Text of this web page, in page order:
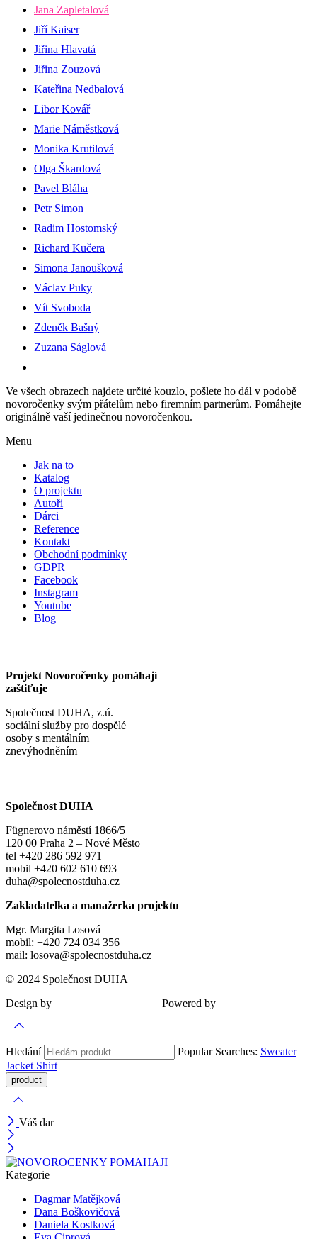
Jana Zapletalová
Jiří Kaiser
Jiřina Hlavatá
Jiřina Zouzová
Kateřina Nedbalová
Libor Kovář
Marie Náměstková
Monika Krutilová
Olga Škardová
Pavel Bláha
Petr Simon
Radim Hostomský
Richard Kučera
Simona Janoušková
Václav Puky
Vít Svoboda
Zdeněk Bašný
Zuzana Ságlová
Ve všech obrazech najdete určité kouzlo, pošlete ho dál v podobě
novoročenky svým přátelům nebo firemním partnerům. Pomáhejte
originálně vaší jedinečnou novoročenkou.
Menu
Jak na to
Katalog
O projektu
Autoři
Dárci
Reference
Kontakt
Obchodní podmínky
GDPR
Facebook
Instagram
Youtube
Blog
Projekt Novoročenky pomáhají
zaštiťuje
Společnost DUHA, z.ú.
sociální služby pro dospělé
osoby s mentálním
znevýhodněním
Společnost DUHA
Fügnerovo náměstí 1866/5
120 00 Praha 2 – Nové Město
tel +420 286 592 971
mobil +420 602 610 693
duha@spolecnostduha.cz
Zakladatelka a manažerka projektu
Mgr. Margita Losová
mobil: +420 724 034 356
mail: losova@spolecnostduha.cz
© 2024 Společnost DUHA
Design by
| Powered by
Hledání Popular Searches: Sweater
Jacket Shirt
Váš dar
Kategorie
Dagmar Matějková
Dana Boškovičová
Daniela Kostková